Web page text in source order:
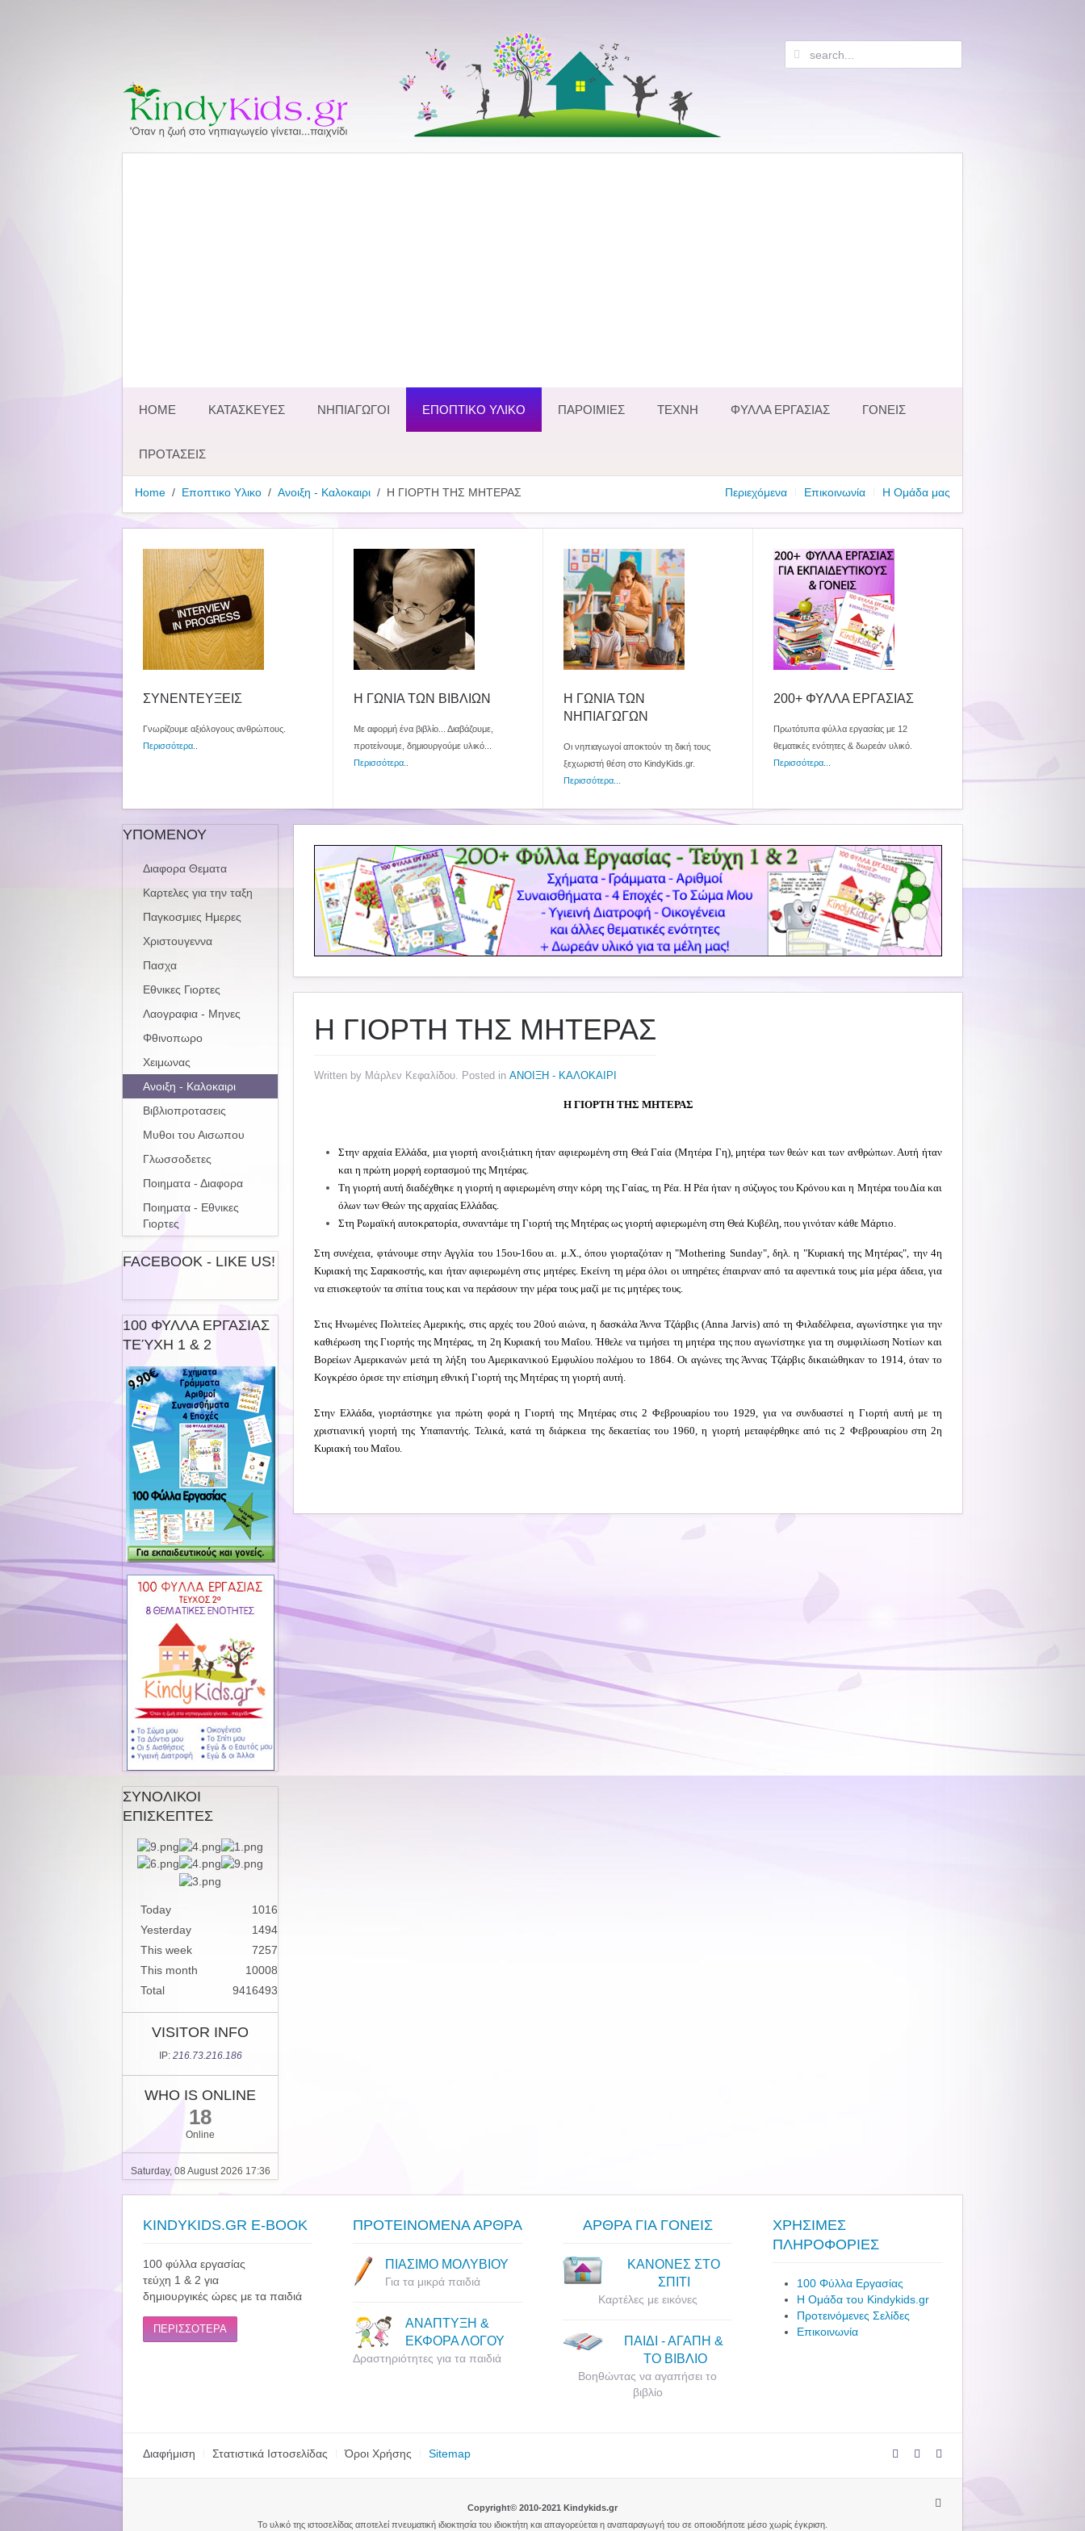
HOME ΚΑΤΑΣΚΕΥΕΣ ΝΗΠΙΑΓΩΓΟΙ ΕΠΟΠΤΙΚΟ ΥΛΙΚΟ ΠΑΡΟΙΜΙΕΣ ΤΕΧΝΗ ΦΥΛΛΑ ΕΡΓΑΣΙΑΣ ΓΟΝΕΙΣ
ΠΡΟΤΑΣΕΙΣ
Home Εποπτικο Υλικο Ανοιξη - Καλοκαιρι Η ΓΙΟΡΤΗ ΤΗΣ ΜΗΤΕΡΑΣ Περιεχόμενα Επικοινωνία Η Ομάδα μας
ΣΥΝΕΝΤΕΥΞΕΙΣ
Γνωρίζουμε αξιόλογους ανθρώπους.
Περισσότερα
Η ΓΩΝΙΑ ΤΩΝ ΒΙΒΛΙΩΝ
Με αφορμή ένα βιβλίο... Διαβάζουμε,
προτείνουμε, δημιουργούμε υλικό...
Περισσότερα
Η ΓΩΝΙΑ ΤΩΝ
ΝΗΠΙΑΓΩΓΩΝ
Οι νηπιαγωγοί αποκτούν τη δική τους
ξεχωριστή θέση στο KindyKids.gr.
Περισσότερα...
200+ ΦΥΛΛΑ ΕΡΓΑΣΙΑΣ
Πρωτότυπα φύλλα εργασίας με 12
θεματικές ενότητες & δωρεάν υλικό.
Περισσότερα...
Η ΓΙΟΡΤΗ ΤΗΣ ΜΗΤΕΡΑΣ
Written by Μάρλεν Κεφαλίδου. Posted in ΑΝΟΙΞΗ - ΚΑΛΟΚΑΙΡΙ
Η ΓΙΟΡΤΗ ΤΗΣ ΜΗΤΕΡΑΣ
Στην αρχαία Ελλάδα, μια γιορτή ανοιξιάτικη ήταν αφιερωμένη στη Θεά Γαία (Μητέρα Γη), μητέρα των θεών και των ανθρώπων. Αυτή ήταν
και η πρώτη μορφή εορτασμού της Μητέρας.
Τη γιορτή αυτή διαδέχθηκε η γιορτή η αφιερωμένη στην κόρη της Γαίας, τη Ρέα. Η Ρέα ήταν η σύζυγος του Κρόνου και η Μητέρα του Δία και
όλων των Θεών της αρχαίας Ελλάδας.
Στη Ρωμαϊκή αυτοκρατορία, συναντάμε τη Γιορτή της Μητέρας ως γιορτή αφιερωμένη στη Θεά Κυβέλη, που γινόταν κάθε Μάρτιο.
Στη συνέχεια, φτάνουμε στην Αγγλία του 15ου-16ου αι. μ.Χ., όπου γιορταζόταν η "Mothering Sunday", δηλ. η "Κυριακή της Μητέρας", την 4η
Κυριακή της Σαρακοστής, και ήταν αφιερωμένη στις μητέρες. Εκείνη τη μέρα όλοι οι υπηρέτες έπαιρναν από τα αφεντικά τους μία μέρα άδεια, για
να επισκεφτούν τα σπίτια τους και να περάσουν την μέρα τους μαζί με τις μητέρες τους.
Στις Ηνωμένες Πολιτείες Αμερικής, στις αρχές του 20ού αιώνα, η δασκάλα Άννα Τζάρβις (Anna Jarvis) από τη Φιλαδέλφεια, αγωνίστηκε για την
καθιέρωση της Γιορτής της Μητέρας, τη 2η Κυριακή του Μαΐου. Ήθελε να τιμήσει τη μητέρα της που αγωνίστηκε για τη συμφιλίωση Νοτίων και
Βορείων Αμερικανών μετά τη λήξη του Αμερικανικού Εμφυλίου πολέμου το 1864. Οι αγώνες της Άννας Τζάρβις δικαιώθηκαν το 1914, όταν το
Κογκρέσο όρισε την επίσημη εθνική Γιορτή της Μητέρας τη γιορτή αυτή.
Στην Ελλάδα, γιορτάστηκε για πρώτη φορά η Γιορτή της Μητέρας στις 2 Φεβρουαρίου του 1929, για να συνδυαστεί η Γιορτή αυτή με τη
χριστιανική γιορτή της Υπαπαντής. Τελικά, κατά τη διάρκεια της δεκαετίας του 1960, η γιορτή μεταφέρθηκε από τις 2 Φεβρουαρίου στη 2η
Κυριακή του Μαΐου.
ΥΠΟΜΕΝΟΥ
Διαφορα Θεματα
Καρτελες για την ταξη
Παγκοσμιες Ημερες
Χριστουγεννα
Πασχα
Εθνικες Γιορτες
Λαογραφια - Μηνες
Φθινοπωρο
Χειμωνας
Ανοιξη - Καλοκαιρι
Βιβλιοπροτασεις
Μυθοι του Αισωπου
Γλωσσοδετες
Ποιηματα - Διαφορα
Ποιηματα - Εθνικες
Γιορτες
FACEBOOK - LIKE US!
100 ΦΥΛΛΑ ΕΡΓΑΣΙΑΣ
ΤΕΎΧΗ 1 & 2
ΣΥΝΟΛΙΚΟΙ
ΕΠΙΣΚΕΠΤΕΣ
Today
1016
Yesterday
1494
This week
7257
This month
10008
Total
9416493
VISITOR INFO
IP: 216.73.216.186
WHO IS ONLINE
18
Online
Saturday, 08 August 2026 17:36
KINDYKIDS.GR E-BOOK
100 φύλλα εργασίας
τεύχη 1 & 2 για
δημιουργικές ώρες με τα παιδιά
ΠΕΡΙΣΣΟΤΕΡΑ
ΠΡΟΤΕΙΝΟΜΕΝΑ ΑΡΘΡΑ
ΠΙΑΣΙΜΟ ΜΟΛΥΒΙΟΥ
Για τα μικρά παιδιά
ΑΝΑΠΤΥΞΗ &
ΕΚΦΟΡΑ ΛΟΓΟΥ
Δραστηριότητες για τα παιδιά
ΑΡΘΡΑ ΓΙΑ ΓΟΝΕΙΣ
ΚΑΝΟΝΕΣ ΣΤΟ
ΣΠΙΤΙ
Καρτέλες με εικόνες
ΠΑΙΔΙ - ΑΓΑΠΗ &
ΤΟ ΒΙΒΛΙΟ
Βοηθώντας να αγαπήσει το
βιβλίο
ΧΡΗΣΙΜΕΣ
ΠΛΗΡΟΦΟΡΙΕΣ
100 Φύλλα Εργασίας
Η Ομάδα του Kindykids.gr
Προτεινόμενες Σελίδες
Επικοινωνία
Διαφήμιση Στατιστικά Ιστοσελίδας Όροι Χρήσης Sitemap
Copyright© 2010-2021 Kindykids.gr
Το υλικό της ιστοσελίδας αποτελεί πνευματική ιδιοκτησία του ιδιοκτήτη και απαγορεύεται η αναπαραγωγή του σε οποιοδήποτε μέσο χωρίς έγκριση.